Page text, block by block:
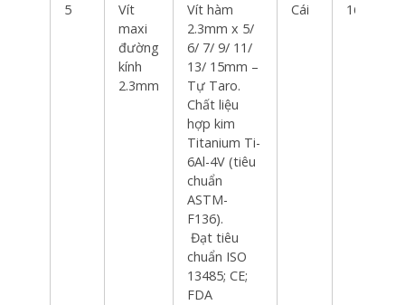
5
Vít
maxi
đường
kính
2.3mm
Vít hàm
2.3mm x 5/
6/ 7/ 9/ 11/
13/ 15mm –
Tự Taro.
Chất liệu
hợp kim
Titanium Ti-
6Al-4V (tiêu
chuẩn
ASTM-
F136).
Đạt tiêu
chuẩn ISO
13485; CE;
FDA
Cái 160